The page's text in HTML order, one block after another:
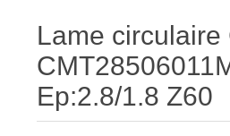
Lame circulaire
Ep:2.8/1.8 Z60